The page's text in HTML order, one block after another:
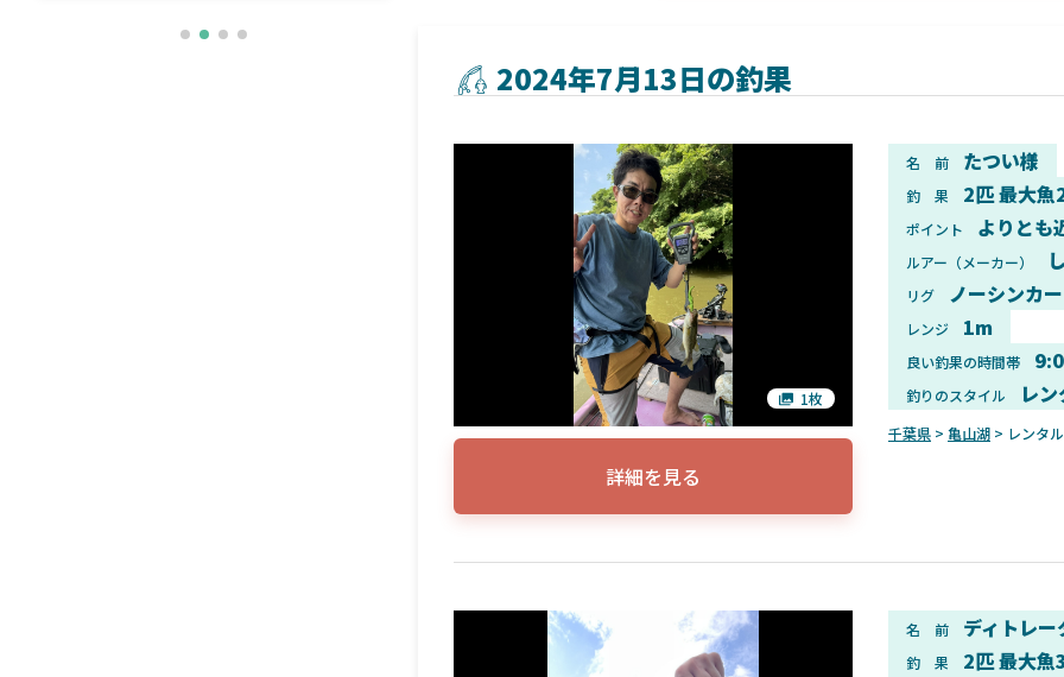
2024年7月13日の釣果
1枚
名 前 たつい様
釣 果 2匹 最大
ポイント よりとも
ルアー（メーカー）
リグ ノーシンカー
レンジ 1m
良い釣果の時間帯
釣りのスタイル レ
千葉県 > 亀山湖 > レンタ
詳細を見る
名 前 ディトレ
釣 果 2匹 最大